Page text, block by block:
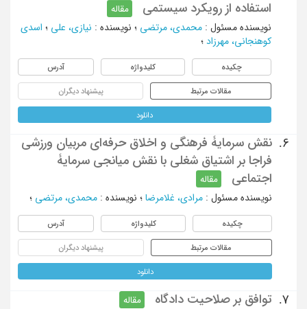
استفاده از رویکرد سیستمی
مقاله
نویسنده مسئول : محمدی، مرتضی ؛ نویسنده : نیازی، علی ؛ اسدی
کوهنجانی، مهرزاد ؛
چکیده کلیدواژه آدرس
مقالات مرتبط پیشنهاد دیگران
دانلود
6.
نقش سرمایۀ فرهنگی و اخلاق حرفه‌ای مربیان ورزشی
فراجا بر اشتیاق شغلی با نقش میانجی سرمایۀ
اجتماعی
مقاله
نویسنده مسئول : مرادی، غلامرضا ؛ نویسنده : محمدی، مرتضی ؛
چکیده کلیدواژه آدرس
مقالات مرتبط پیشنهاد دیگران
دانلود
7. توافق بر صلاحیت دادگاه
مقاله